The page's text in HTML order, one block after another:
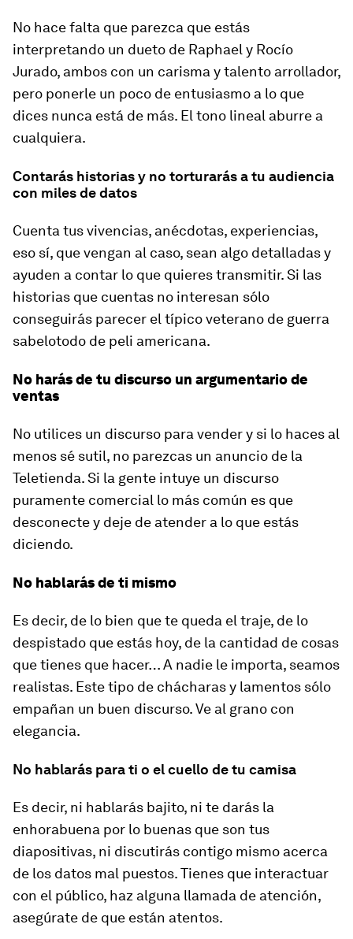
No hace falta que parezca que estás
interpretando un dueto de Raphael y Rocío
Jurado, ambos con un carisma y talento arrollador,
pero ponerle un poco de entusiasmo a lo que
dices nunca está de más. El tono lineal aburre a
cualquiera.
Contarás historias y no torturarás a tu audiencia
con miles de datos
Cuenta tus vivencias, anécdotas, experiencias,
eso sí, que vengan al caso, sean algo detalladas y
ayuden a contar lo que quieres transmitir. Si las
historias que cuentas no interesan sólo
conseguirás parecer el típico veterano de guerra
sabelotodo de peli americana.
No harás de tu discurso un argumentario de
ventas
No utilices un discurso para vender y si lo haces al
menos sé sutil, no parezcas un anuncio de la
Teletienda. Si la gente intuye un discurso
puramente comercial lo más común es que
desconecte y deje de atender a lo que estás
diciendo.
No hablarás de ti mismo
Es decir, de lo bien que te queda el traje, de lo
despistado que estás hoy, de la cantidad de cosas
que tienes que hacer… A nadie le importa, seamos
realistas. Este tipo de chácharas y lamentos sólo
empañan un buen discurso. Ve al grano con
elegancia.
No hablarás para ti o el cuello de tu camisa
Es decir, ni hablarás bajito, ni te darás la
enhorabuena por lo buenas que son tus
diapositivas, ni discutirás contigo mismo acerca
de los datos mal puestos. Tienes que interactuar
con el público, haz alguna llamada de atención,
asegúrate de que están atentos.